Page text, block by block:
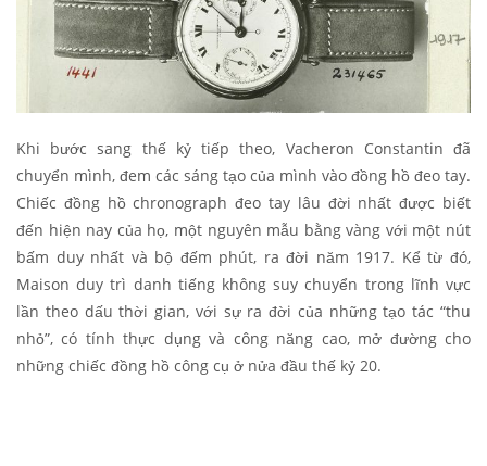
Khi bước sang thế kỷ tiếp theo, Vacheron Constantin đã
chuyển mình, đem các sáng tạo của mình vào đồng hồ đeo tay.
Chiếc đồng hồ chronograph đeo tay lâu đời nhất được biết
đến hiện nay của họ, một nguyên mẫu bằng vàng với một nút
bấm duy nhất và bộ đếm phút, ra đời năm 1917. Kể từ đó,
Maison duy trì danh tiếng không suy chuyển trong lĩnh vực
lần theo dấu thời gian, với sự ra đời của những tạo tác “thu
nhỏ”, có tính thực dụng và công năng cao, mở đường cho
những chiếc đồng hồ công cụ ở nửa đầu thế kỷ 20.